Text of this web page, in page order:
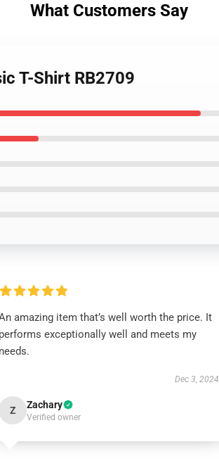
What Customers Say
T-Shirt RB2709
amazing item that’s well worth the price. It
performs exceptionally well and meets my
needs.
Dec 3, 2024
Z Zachary
Verified owner